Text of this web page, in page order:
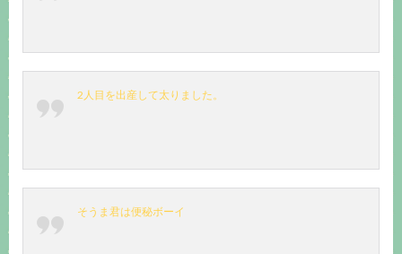
2人目を出産して太りました。
そうま君は便秘ボーイ